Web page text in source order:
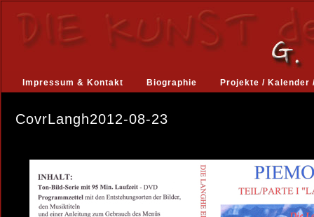
Impressum & Kontakt Biographie Projekte / Kalender
CovrLangh2012-08-23